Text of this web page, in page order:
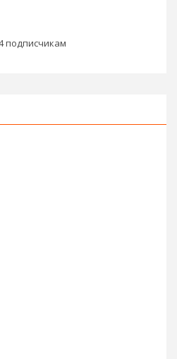
подписчикам